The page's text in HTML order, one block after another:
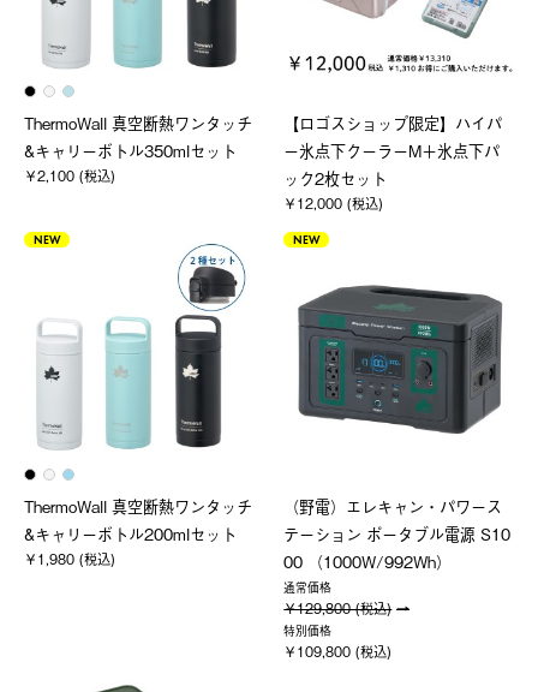
ThermoWall 真空断熱ワンタッチ
&キャリーボトル350mlセット
￥2,100 (税込)
【ロゴスショップ限定】ハイパ
ー氷点下クーラーM＋氷点下パ
ック2枚セット
￥12,000 (税込)
NEW
ThermoWall 真空断熱ワンタッチ
&キャリーボトル200mlセット
￥1,980 (税込)
NEW
（野電）エレキャン・パワース
テーション ポータブル電源 S10
00 （1000W/992Wh）
通常価格
￥129,800 (税込)
特別価格
￥109,800 (税込)